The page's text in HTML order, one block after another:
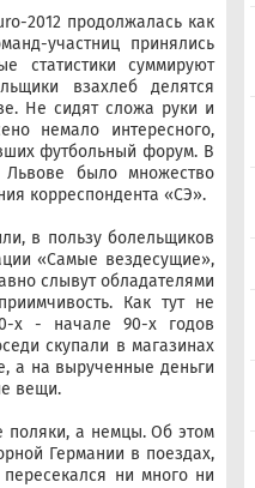
2012 продолжалась как
участниц принялись
статистики суммируют
взахлеб делятся
Не сидят сложа руки и
немало интересного,
футбольный форум. В
было множество
корреспондента «СЭ».
в пользу болельщиков
«Самые вездесущие»,
слывут обладателями
Как тут не
х - начале 90-х годов
скупали в магазинах
а на вырученные деньги
вещи.
поляки, а немцы. Об этом
Германии в поездах,
ни много ни